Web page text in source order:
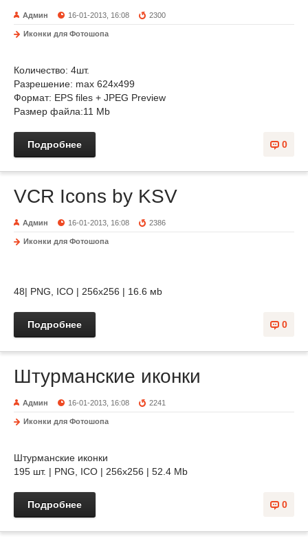
Админ 16-01-2013, 16:08 2300
Иконки для Фотошопа
Количество: 4шт.
Разрешение: max 624x499
Формат: EPS files + JPEG Preview
Размер файла:11 Мb
0
Подробнее
VCR Icons by KSV
Админ 16-01-2013, 16:08 2386
Иконки для Фотошопа
48| PNG, ICO | 256x256 | 16.6 мb
0
Подробнее
Штурманские иконки
Админ 16-01-2013, 16:08 2241
Иконки для Фотошопа
Штурманские иконки
195 шт. | PNG, ICO | 256x256 | 52.4 Mb
0
Подробнее